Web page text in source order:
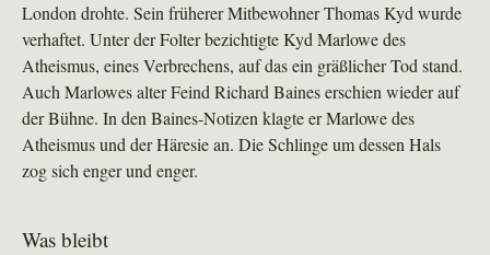
London drohte. Sein früherer Mitbewohner Thomas Kyd wurde
verhaftet. Unter der Folter bezichtigte Kyd Marlowe des
Atheismus, eines Verbrechens, auf das ein gräßlicher Tod stand.
Auch Marlowes alter Feind Richard Baines erschien wieder auf
der Bühne. In den Baines-Notizen klagte er Marlowe des
Atheismus und der Häresie an. Die Schlinge um dessen Hals
zog sich enger und enger.
Was bleibt